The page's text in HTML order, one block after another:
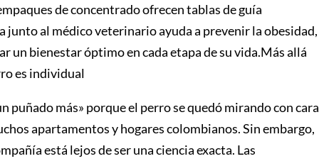
de concentrado ofrecen tablas de guía
al médico veterinario ayuda a prevenir la obesidad,
un bienestar óptimo en cada etapa de su vida.Más allá
es individual
puñado más» porque el perro se quedó mirando con cara
apartamentos y hogares colombianos. Sin embargo,
está lejos de ser una ciencia exacta. Las